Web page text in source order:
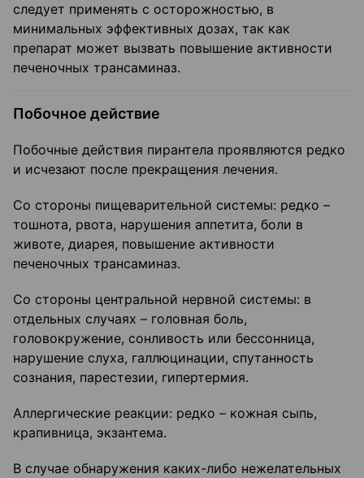
следует применять с осторожностью, в
минимальных эффективных дозах, так как
препарат может вызвать повышение активности
печеночных трансаминаз.
Побочное действие
Побочные действия пирантела проявляются редко
и исчезают после прекращения лечения.
Со стороны пищеварительной системы: редко –
тошнота, рвота, нарушения аппетита, боли в
животе, диарея, повышение активности
печеночных трансаминаз.
Со стороны центральной нервной системы: в
отдельных случаях – головная боль,
головокружение, сонливость или бессонница,
нарушение слуха, галлюцинации, спутанность
сознания, парестезии, гипертермия.
Аллергические реакции: редко – кожная сыпь,
крапивница, экзантема.
В случае обнаружения каких-либо нежелательных